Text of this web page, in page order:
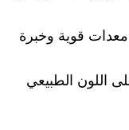
معدات قوية وخبرة
اللون الطبيعي